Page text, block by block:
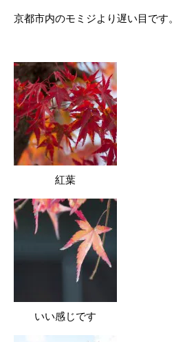
京都市内のモミジより遅い目です。
紅葉
いい感じです